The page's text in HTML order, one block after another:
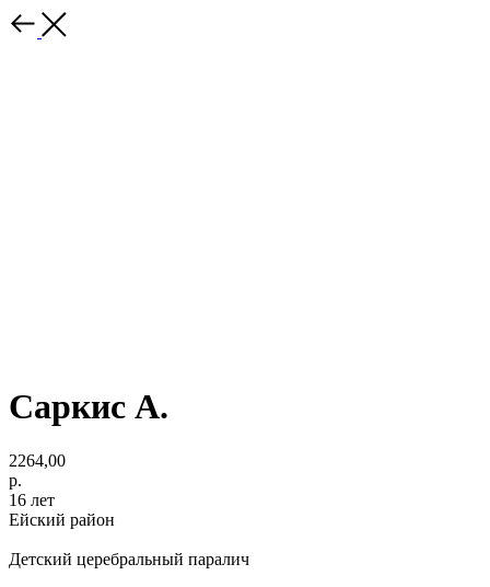
Саркис А.
2264,00
р.
16 лет
Ейский район
Детский церебральный паралич